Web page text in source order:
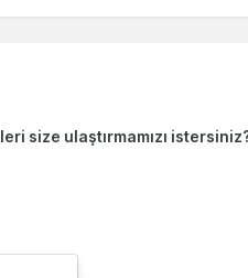
size ulaştırmamızı